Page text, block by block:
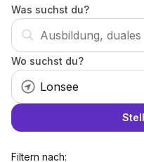
Was suchst du?
Wo suchst du?
Filtern nach: